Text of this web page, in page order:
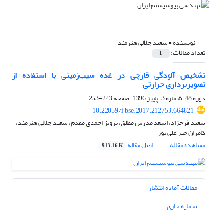
نویسنده =سعید جلالی هنرمند
تعداد مقالات: 1
تشخیص آلودگی قارچی در غده سیب‌زمینی با استفاده از
تصویربرداری حرارتی
دوره 48، شماره 3، پاییز 1396، صفحه
243-253
10.22059/ijbse.2017.212753.664821
سعید فرخزاد، اسعد مدرس مطلق، پرویز احمدی مقدم، سعید جلالی هنرمند،
کامران خیر علی پور
مشاهده مقاله
اصل مقاله 913.16 K
مقالات آماده انتشار
شماره جاری